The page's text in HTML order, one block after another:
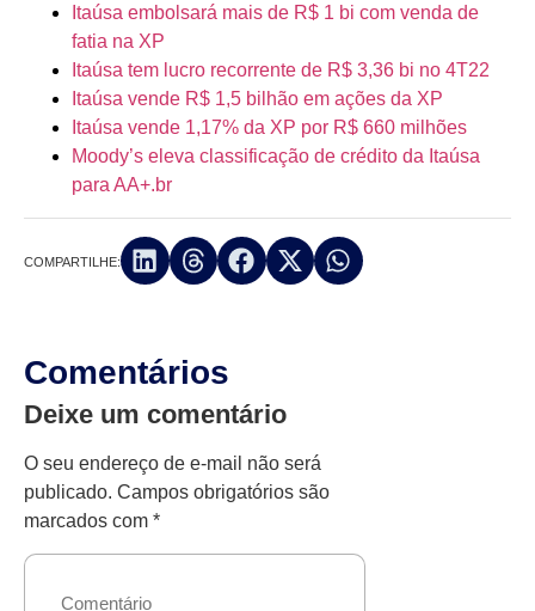
Itaúsa embolsará mais de R$ 1 bi com venda de
fatia na XP
Itaúsa tem lucro recorrente de R$ 3,36 bi no 4T22
Itaúsa vende R$ 1,5 bilhão em ações da XP
Itaúsa vende 1,17% da XP por R$ 660 milhões
Moody’s eleva classificação de crédito da Itaúsa
para AA+.br
COMPARTILHE:
Comentários
Deixe um comentário
O seu endereço de e-mail não será
publicado. Campos obrigatórios são
marcados com *